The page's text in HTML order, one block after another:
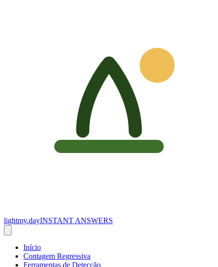
lightmy.dayINSTANT ANSWERS
Início
Contagem Regressiva
Ferramentas de Detecção